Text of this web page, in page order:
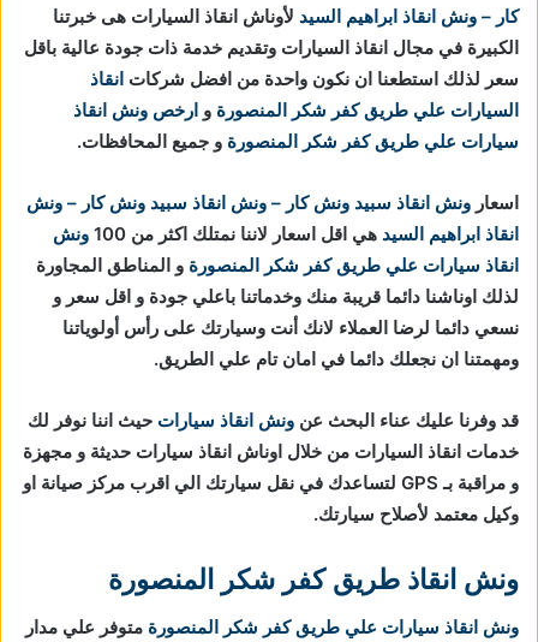
كار – ونش انقاذ ابراهيم السيد لأوناش انقاذ السيارات هى خبرتنا
الكبيرة في مجال انقاذ السيارات وتقديم خدمة ذات جودة عالية باقل
سعر لذلك استطعنا ان نكون واحدة من افضل شركات انقاذ
السيارات علي طريق كفر شكر المنصورة و ارخص ونش انقاذ
سيارات علي طريق كفر شكر المنصورة و جميع المحافظات.
اسعار ونش انقاذ سبيد ونش كار – ونش انقاذ سبيد ونش كار – ونش
انقاذ ابراهيم السيد هي اقل اسعار لاننا نمتلك اكثر من 100
ونش
انقاذ سيارات علي طريق كفر شكر المنصورة و المناطق المجاورة
لذلك اوناشنا دائما قريبة منك وخدماتنا باعلي جودة و اقل سعر و
نسعي دائما لرضا العملاء لانك أنت وسيارتك على رأس أولوياتنا
ومهمتنا ان نجعلك دائما في امان تام علي الطريق.
قد وفرنا عليك عناء البحث عن ونش انقاذ سيارات حيث اننا نوفر لك
خدمات انقاذ السيارات من خلال اوناش انقاذ سيارات حديثة و مجهزة
و مراقبة بـ GPS لتساعدك في نقل سيارتك الي اقرب مركز صيانة او
وكيل معتمد لأصلاح سيارتك.
ونش انقاذ طريق كفر شكر المنصورة
ونش انقاذ سيارات علي طريق كفر شكر المنصورة متوفر علي مدار